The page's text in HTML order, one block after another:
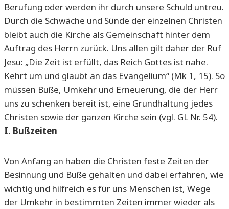
Berufung oder werden ihr durch unsere Schuld untreu.
Durch die Schwäche und Sünde der einzelnen Christen
bleibt auch die Kirche als Gemeinschaft hinter dem
Auftrag des Herrn zurück. Uns allen gilt daher der Ruf
Jesu: „Die Zeit ist erfüllt, das Reich Gottes ist nahe.
Kehrt um und glaubt an das Evangelium“ (Mk 1, 15). So
müssen Buße, Umkehr und Erneuerung, die der Herr
uns zu schenken bereit ist, eine Grundhaltung jedes
Christen sowie der ganzen Kirche sein (vgl. GL Nr. 54).
I. Bußzeiten
Von Anfang an haben die Christen feste Zeiten der
Besinnung und Buße gehalten und dabei erfahren, wie
wichtig und hilfreich es für uns Menschen ist, Wege
der Umkehr in bestimmten Zeiten immer wieder als